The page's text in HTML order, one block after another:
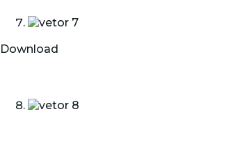
Download